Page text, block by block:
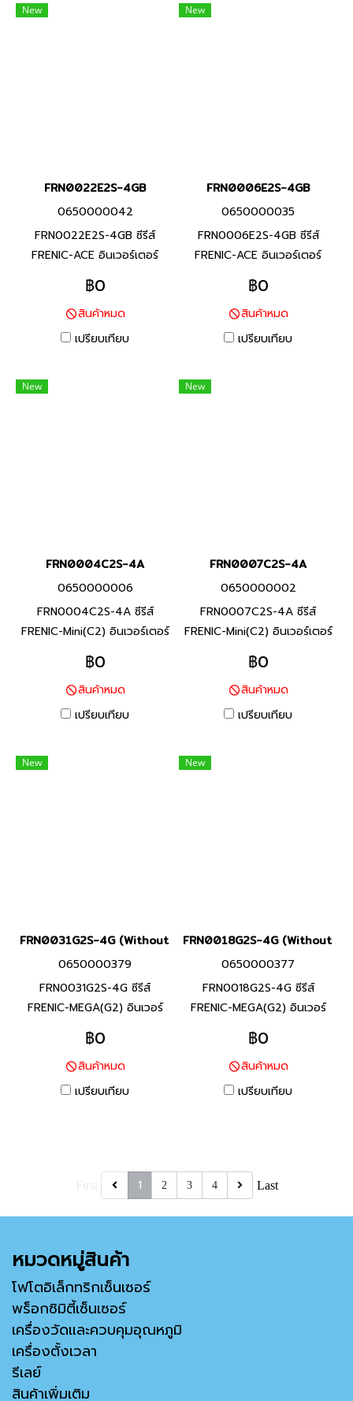
หลากหลายสำหรับเครื่องจักร
พัดลม / งานมอเตอร์ปั๊ม / งาน
New
FRN0022E2S-4GB
0650000042
FRN0022E2S-4GB ซีรีส์
FRENIC-ACE อินเวอร์เตอร์
แบรนด์ฟูจิ อิเลคทริค สินค้า
แบรนด์ญี่ปุ่น พิกัดกำลัง 5.5
กิโลวัตต์(HHD), 7.5 กิโล
วัตต์(HD,HND), 11 กิโล
ประสิทธิภาพสูงผ่านการออกแบบ
฿0
สินค้าหมด
เปรียบเทียบ
New
FRN0006E2S-4GB
0650000035
FRN0006E2S-4GB ซีรีส์
FRENIC-ACE อินเวอร์เตอร์
แบรนด์ฟูจิ อิเลคทริค สินค้า
แบรนด์ญี่ปุ่น พิกัดกำลัง 1.5
กิโลวัตต์(HHD), 2.2 กิโล
วัตต์(ND,HD,HND) อินเวอร์
ออกแบบที่เหมาะสมสำหรับการใช้
฿0
สินค้าหมด
เปรียบเทียบ
New
FRN0004C2S-4A
0650000006
FRN0004C2S-4A ซีรีส์
FRENIC-Mini(C2) อินเวอร์เตอร์
แบรนด์ฟูจิ อิเลคทริค สินค้า
แบรนด์ญี่ปุ่น พิกัดกำลัง 0.75
กิโลวัตต์ FRENIC-Mini ยกระดับ
ประสิทธิภาพของเครื่องจักร และ
พัดลม / งานมอเตอร์ปั๊ม / งาน
฿0
สินค้าหมด
เปรียบเทียบ
New
FRN0007C2S-4A
0650000002
FRN0007C2S-4A ซีรีส์
FRENIC-Mini(C2) อินเวอร์เตอร์
แบรนด์ฟูจิ อิเลคทริค สินค้า
แบรนด์ญี่ปุ่น พิกัดกำลัง 2.2
กิโลวัตต์ FRENIC-Mini ยกระดับ
ประสิทธิภาพของเครื่องจักร และ
พัดลม / งานมอเตอร์ปั๊ม / งาน
฿0
สินค้าหมด
เปรียบเทียบ
New
FRN0031G2S-4G (Without Keypad)
0650000379
FRN0031G2S-4G ซีรีส์
FRENIC-MEGA(G2) อินเวอร์
เตอร์แบรนด์ฟูจิ อิเลคทริค สินค้า
แบรนด์ญี่ปุ่น พิกัดกำลัง 11 กิโล
วัตต์(HHD), 15 กิโลวัตต์(HND)
อินเวอร์เตอร์หลากหลายฟังก์ชัน
การใช้งานที่หลากหลาย
฿0
สินค้าหมด
เปรียบเทียบ
New
FRN0018G2S-4G (Without
0650000377
FRN0018G2S-4G ซีรีส์
FRENIC-MEGA(G2) อินเวอร์
เตอร์แบรนด์ฟูจิ อิเลคทริค สินค้า
แบรนด์ญี่ปุ่น พิกัดกำลัง 5.5
กิโลวัตต์(HHD), 7.5 กิโล
วัตต์(HND) อินเวอร์เตอร์หลาก
สำหรับรองรับการใช้งานที่หลาก
฿0
สินค้าหมด
เปรียบเทียบ
1 2 3 4 Last
หมวดหมู่สินค้า
โฟโตอิเล็กทริกเซ็นเซอร์
พร็อกซิมิตี้เซ็นเซอร์
เครื่องวัดและควบคุมอุณหภูมิ
เครื่องตั้งเวลา
รีเลย์
สินค้าเพิ่มเติม